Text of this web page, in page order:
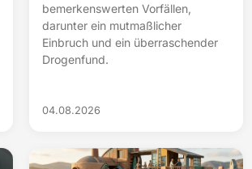
bemerkenswerten Vorfällen,
darunter ein mutmaßlicher
Einbruch und ein überraschender
Drogenfund.
04.08.2026